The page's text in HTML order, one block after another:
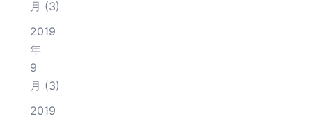
月 (3)
2019
年
9
月 (3)
2019